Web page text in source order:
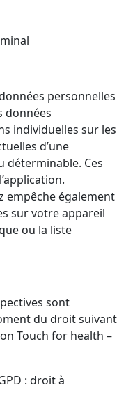
personnelles
données
individuelles sur les
d’une
déterminable. Ces
empêche également
sur votre appareil
ou la liste
sont
du droit suivant
Touch for health –
: droit à